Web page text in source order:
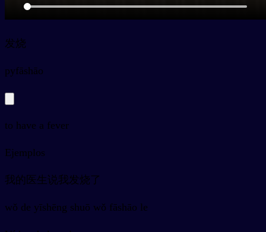
发烧
pyfāshāo
to have a fever
Ejemplos
我的医生说我发烧了
wǒ de yīshēng shuō wǒ fāshāo le